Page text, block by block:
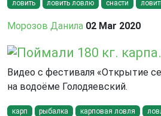
ловить
ловить ловлю снасти
Морозов Данила 02 Mar 2020
Поймали 180 кг.
Видео с фестиваля «Открытие
на водоёме Голодяевский.
карп рыбалка карповая ловля